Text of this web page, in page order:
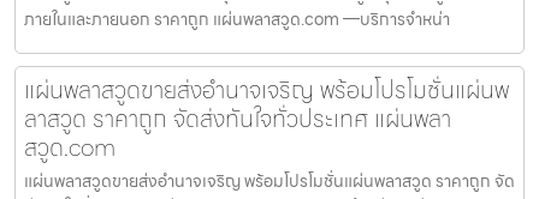
ภายในและภายนอก ราคาถูก แผ่นพลาสวูด.com —บริการจำหน่า
แผ่นพลาสวูดขายส่งอำนาจเจริญ พร้อมโปรโมชั่นแผ่นพ
ลาสวูด ราคาถูก จัดส่งทันใจทั่วประเทศ แผ่นพลา
สวูด.com
แผ่นพลาสวูดขายส่งอำนาจเจริญ พร้อมโปรโมชั่นแผ่นพลาสวูด ราคาถูก จัด